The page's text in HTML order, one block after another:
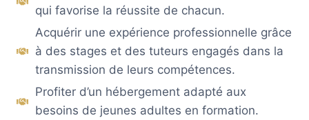
qui favorise la réussite de chacun.
Acquérir une expérience professionnelle grâce
à des stages et des tuteurs engagés dans la
transmission de leurs compétences.
Profiter d’un hébergement adapté aux
besoins de jeunes adultes en formation.